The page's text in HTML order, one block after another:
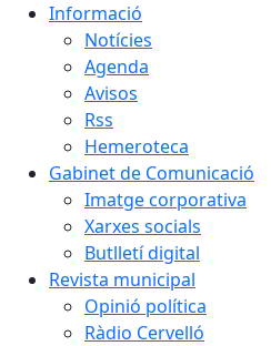
Informació
Notícies
Agenda
Avisos
Rss
Hemeroteca
Gabinet de Comunicació
Imatge corporativa
Xarxes socials
Butlletí digital
Revista municipal
Opinió política
Ràdio Cervelló